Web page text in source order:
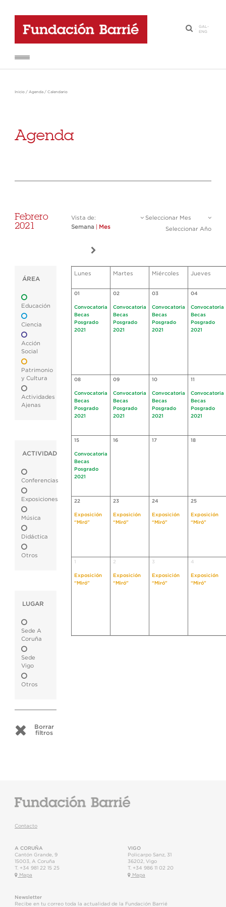
·
GAL-
ENG
Inicio / Agenda / Calendario
Agenda
Febrero
2021
Vista de:
Semana
Mes
Seleccionar Mes
Seleccionar Año
ÁREA
Educación
Ciencia
Acción
Social
Patrimonio
y Cultura
Actividades
Ajenas
ACTIVIDAD
Conferencias
Exposiciones
Música
Didáctica
Otros
LUGAR
Sede A
Coruña
Sede
Vigo
Otros
Borrar
filtros
Lunes Martes Miércoles Jueves
01
Convocatoria
Becas
Posgrado
2021
02
Convocatoria
Becas
Posgrado
2021
03
Convocatoria
Becas
Posgrado
2021
04
Convocatoria
Becas
Posgrado
2021
08
Convocatoria
Becas
Posgrado
2021
09
Convocatoria
Becas
Posgrado
2021
10
Convocatoria
Becas
Posgrado
2021
11
Convocatoria
Becas
Posgrado
2021
15
Convocatoria
Becas
Posgrado
2021
16 17 18
22
Exposición
“Miró"
23
Exposición
“Miró"
24
Exposición
“Miró"
25
Exposición
“Miró"
Exposición
“Miró"
2
Exposición
“Miró"
3
Exposición
“Miró"
4
Exposición
“Miró"
Contacto
A CORUÑA
Cantón Grande, 9
15003
A Coruña
T. +34 981 22 15 25
Mapa
VIGO
Policarpo Sanz, 31
36202 Vigo
T. +34 986 11 02 20
Mapa
Newsletter
Recibe en tu correo toda la actualidad de la Fundación Barrié